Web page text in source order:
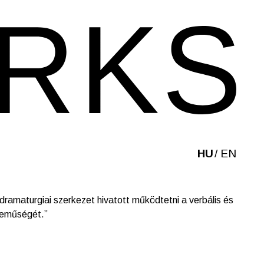
HU EN
szerkezet hivatott működtetni a verbális és